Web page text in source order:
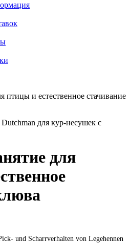
птицы и естественное стачивание
для кур-несушек с
для
und Scharrverhalten von Legehennen